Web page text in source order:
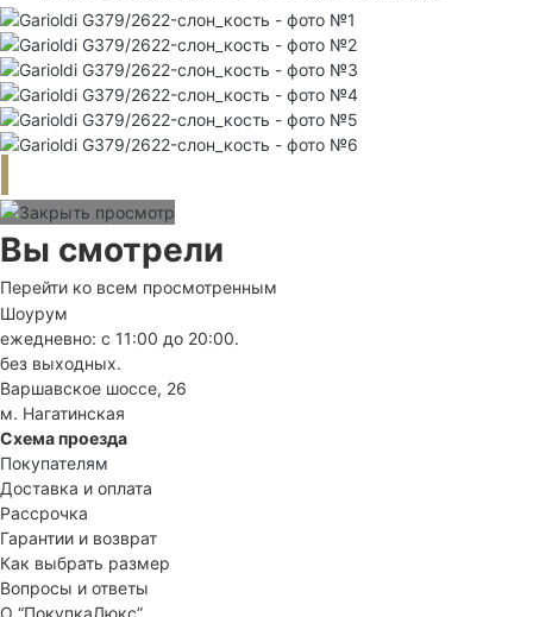
Вы смотрели
Перейти ко всем просмотренным
Шоурум
ежедневно: с 11:00 до 20:00.
без выходных.
Варшавское шоссе, 26
м. Нагатинская
Схема проезда
Покупателям
Доставка и оплата
Рассрочка
Гарантии и возврат
Как выбрать размер
Вопросы и ответы